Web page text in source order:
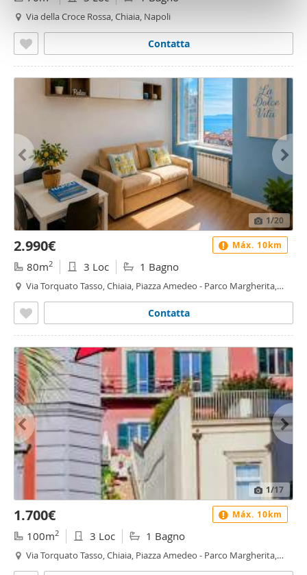
con altre informazioni che ha fornito loro o che hanno
raccolto dal suo utilizzo dei loro servizi.
Via della Croce Rossa, Chiaia, Napoli
Contatta
1/20
2.990€
80m2 3 Loc 1 Bagno
Via Torquato Tasso, Chiaia, Piazza Amedeo - Parco Margherita,
Contatta
Máx. 10km
1/17
1.700€
100m2 3 Loc 1 Bagno
Via Torquato Tasso, Chiaia, Piazza Amedeo - Parco Margherita,
Máx. 10km